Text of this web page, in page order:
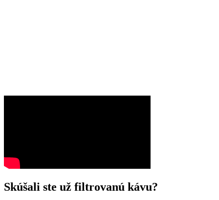
Skúšali ste už filtrovanú kávu?